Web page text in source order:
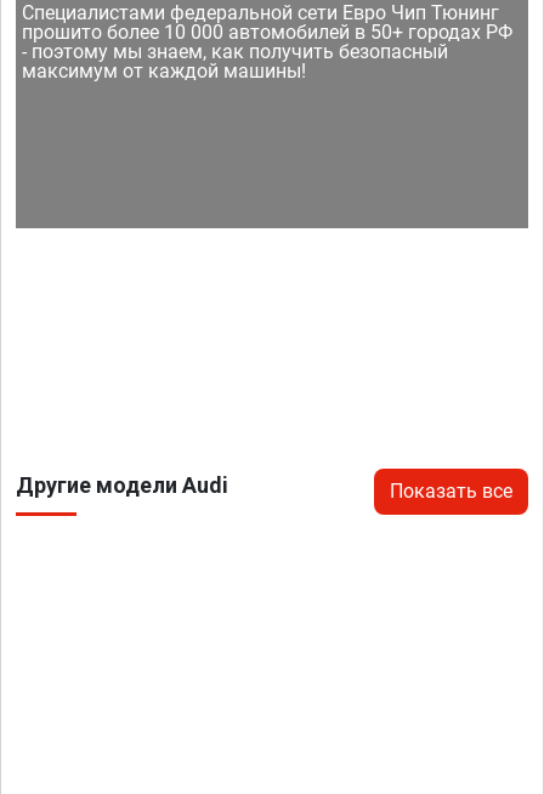
Специалистами федеральной сети Евро Чип Тюнинг
прошито более 10 000 автомобилей в 50+ городах РФ
- поэтому мы знаем, как получить безопасный
максимум от каждой машины!
Другие модели Audi Показать все